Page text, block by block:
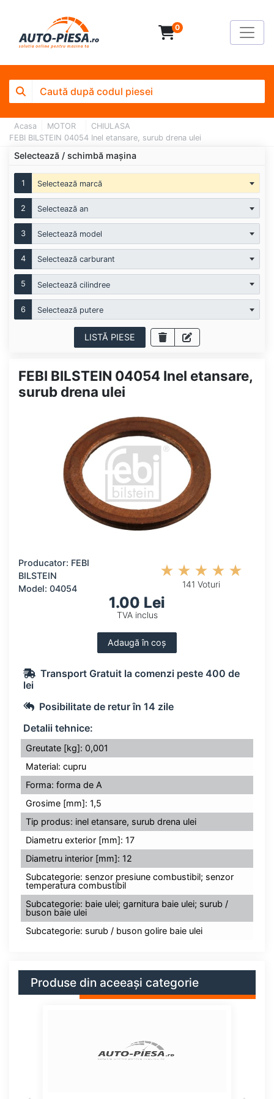
0
Acasa MOTOR
CHIULASA
FEBI BILSTEIN 04054 Inel etansare, surub drena ulei
Selectează / schimbă mașina
1 Selectează marcă
2 Selectează an
3 Selectează model
4 Selectează carburant
5 Selectează cilindree
6 Selectează putere
LISTĂ PIESE
FEBI BILSTEIN 04054 Inel etansare,
surub drena ulei
Producator: FEBI
BILSTEIN
Model: 04054
141 Voturi
1.00 Lei
TVA inclus
Adaugă în coș
Transport Gratuit la comenzi peste 400 de
lei
Posibilitate de retur în 14 zile
Detalii tehnice:
Greutate [kg]: 0,001
Material: cupru
Forma: forma de A
Grosime [mm]: 1,5
Tip produs: inel etansare, surub drena ulei
Diametru exterior [mm]: 17
Diametru interior [mm]: 12
Subcategorie: senzor presiune combustibil; senzor
temperatura combustibil
Subcategorie: baie ulei; garnitura baie ulei; surub /
buson baie ulei
Subcategorie: surub / buson golire baie ulei
Produse din aceeași categorie